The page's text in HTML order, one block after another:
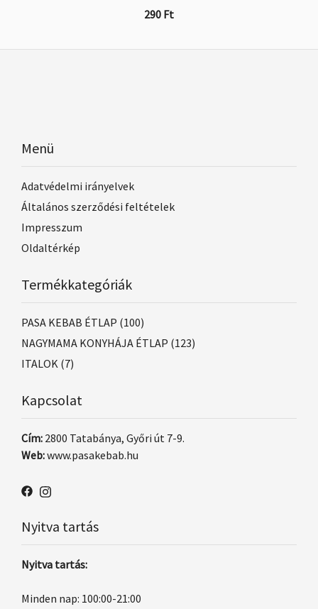
290 Ft
Menü
Adatvédelmi irányelvek
Általános szerződési feltételek
Impresszum
Oldaltérkép
Termékkategóriák
PASA KEBAB ÉTLAP (100)
NAGYMAMA KONYHÁJA ÉTLAP (123)
ITALOK (7)
Kapcsolat
Cím: 2800 Tatabánya, Győri út 7-9.
Web:www.pasakebab.hu
Nyitva tartás
Nyitva tartás:
Minden nap: 100:00-21:00